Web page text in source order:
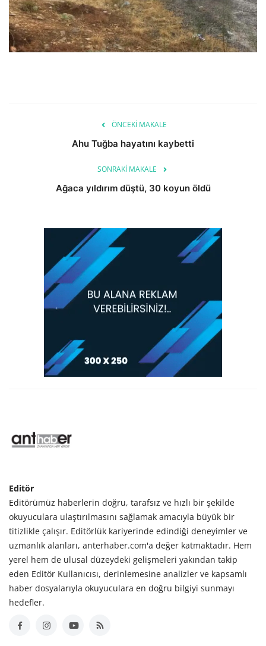
ÖNCEKI MAKALE
Ahu Tuğba hayatını kaybetti
SONRAKI MAKALE
Ağaca yıldırım düştü, 30 koyun öldü
Editör
Editörümüz haberlerin doğru, tarafsız ve hızlı bir şekilde
okuyuculara ulaştırılmasını sağlamak amacıyla büyük bir
titizlikle çalışır. Editörlük kariyerinde edindiği deneyimler ve
uzmanlık alanları, anterhaber.com'a değer katmaktadır. Hem
yerel hem de ulusal düzeydeki gelişmeleri yakından takip
eden Editör Kullanıcısı, derinlemesine analizler ve kapsamlı
haber dosyalarıyla okuyuculara en doğru bilgiyi sunmayı
hedefler.